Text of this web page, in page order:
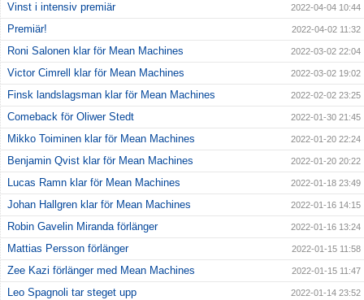
Vinst i intensiv premiär 2022-04-04 10:44
Premiär! 2022-04-02 11:32
Roni Salonen klar för Mean Machines 2022-03-02 22:04
Victor Cimrell klar för Mean Machines 2022-03-02 19:02
Finsk landslagsman klar för Mean Machines 2022-02-02 23:25
Comeback för Oliwer Stedt 2022-01-30 21:45
Mikko Toiminen klar för Mean Machines 2022-01-20 22:24
Benjamin Qvist klar för Mean Machines 2022-01-20 20:22
Lucas Ramn klar för Mean Machines 2022-01-18 23:49
Johan Hallgren klar för Mean Machines 2022-01-16 14:15
Robin Gavelin Miranda förlänger 2022-01-16 13:24
Mattias Persson förlänger 2022-01-15 11:58
Zee Kazi förlänger med Mean Machines 2022-01-15 11:47
Leo Spagnoli tar steget upp 2022-01-14 23:52